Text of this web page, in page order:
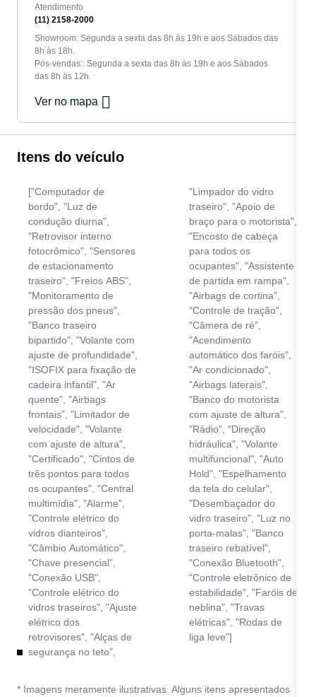
Atendimento
(11) 2158-2000
Showroom: Segunda a sexta das 8h às 19h e aos Sábados das
8h às 18h.
Pós-vendas:: Segunda a sexta das 8h às 19h e aos Sábados
das 8h às 12h.
Ver no mapa
Itens do veículo
["Computador de
bordo", "Luz de
condução diurna",
"Retrovisor interno
fotocrômico", "Sensores
de estacionamento
traseiro", "Freios ABS",
"Monitoramento de
pressão dos pneus",
"Banco traseiro
bipartido", "Volante com
ajuste de profundidade",
"ISOFIX para fixação de
cadeira infantil", "Ar
quente", "Airbags
frontais", "Limitador de
velocidade", "Volante
com ajuste de altura",
"Certificado", "Cintos de
três pontos para todos
os ocupantes", "Central
multimídia", "Alarme",
"Controle elétrico do
vidros dianteiros",
"Câmbio Automático",
"Chave presencial",
"Conexão USB",
"Controle elétrico do
vidros traseiros", "Ajuste
elétrico dos
retrovisores", "Alças de
segurança no teto",
"Limpador do vidro
traseiro", "Apoio de
braço para o motorista",
"Encosto de cabeça
para todos os
ocupantes", "Assistente
de partida em rampa",
"Airbags de cortina",
"Controle de tração",
"Câmera de ré",
"Acendimento
automático dos faróis",
"Ar condicionado",
"Airbags laterais",
"Banco do motorista
com ajuste de altura",
"Rádio", "Direção
hidráulica", "Volante
multifuncional", "Auto
Hold", "Espelhamento
da tela do celular",
"Desembaçador do
vidro traseiro", "Luz no
porta-malas", "Banco
traseiro rebatível",
"Conexão Bluetooth",
"Controle eletrônico de
estabilidade", "Faróis de
neblina", "Travas
elétricas", "Rodas de
liga leve"]
* Imagens meramente ilustrativas. Alguns itens apresentados